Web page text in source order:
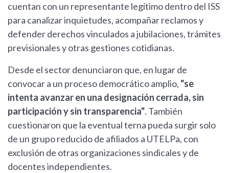
cuentan con un representante legítimo dentro del ISS
para canalizar inquietudes, acompañar reclamos y
defender derechos vinculados a jubilaciones, trámites
previsionales y otras gestiones cotidianas.
Desde el sector denunciaron que, en lugar de
convocar a un proceso democrático amplio, "se
intenta avanzar en una designación cerrada, sin
participación y sin transparencia". También
cuestionaron que la eventual terna pueda surgir solo
de un grupo reducido de afiliados a UTELPa, con
exclusión de otras organizaciones sindicales y de
docentes independientes.